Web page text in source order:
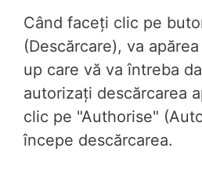
Când faceți clic pe
(Descărcare), va
up care vă va întreba
autorizați descărcarea
clic pe "Authorise"
începe descărcarea.